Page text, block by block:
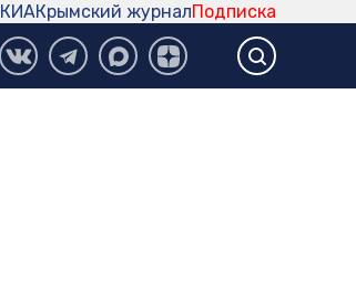
Подписка
Крымский журнал
КИА